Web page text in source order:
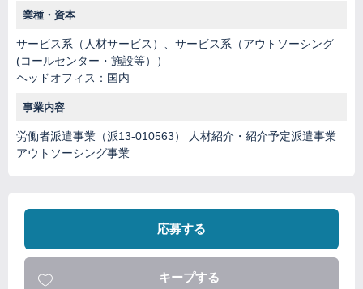
業種・資本
サービス系（人材サービス）、サービス系（アウトソーシング
(コールセンター・施設等））
ヘッドオフィス：国内
事業内容
労働者派遣事業（派13-010563） 人材紹介・紹介予定派遣事業
アウトソーシング事業
応募する
キープする